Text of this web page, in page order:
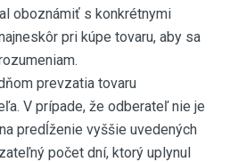
oboznámiť s konkrétnymi
pri kúpe tovaru, aby sa
prevzatia tovaru
V prípade, že odberateľ nie je
predĺženie vyššie uvedených
počet dní, ktorý uplynul